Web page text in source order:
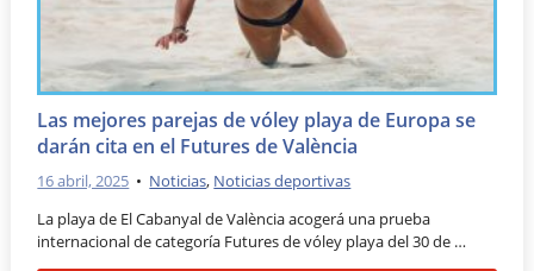
Las mejores parejas de vóley playa de Europa se
darán cita en el Futures de València
16 abril, 2025 • Noticias, Noticias deportivas
La playa de El Cabanyal de València acogerá una prueba
internacional de categoría Futures de vóley playa del 30 de …